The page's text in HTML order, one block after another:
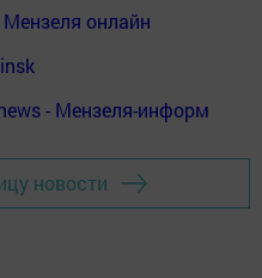
онлайн
- Мензеля-информ
новости